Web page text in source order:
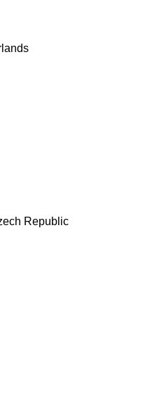
Republic